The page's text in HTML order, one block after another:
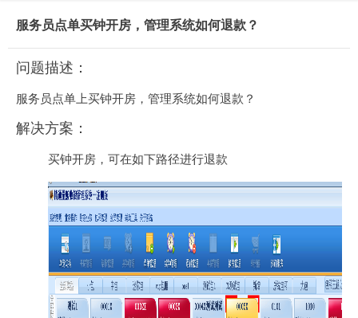
服务员点单买钟开房，管理系统如何退款？
问题描述：
服务员点单上买钟开房，管理系统如何退款？
解决方案：
买钟开房，可在如下路径进行退款